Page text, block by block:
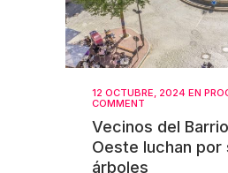
12 OCTUBRE, 2024 EN
COMMENT
Vecinos del
Oeste luchan por
árboles